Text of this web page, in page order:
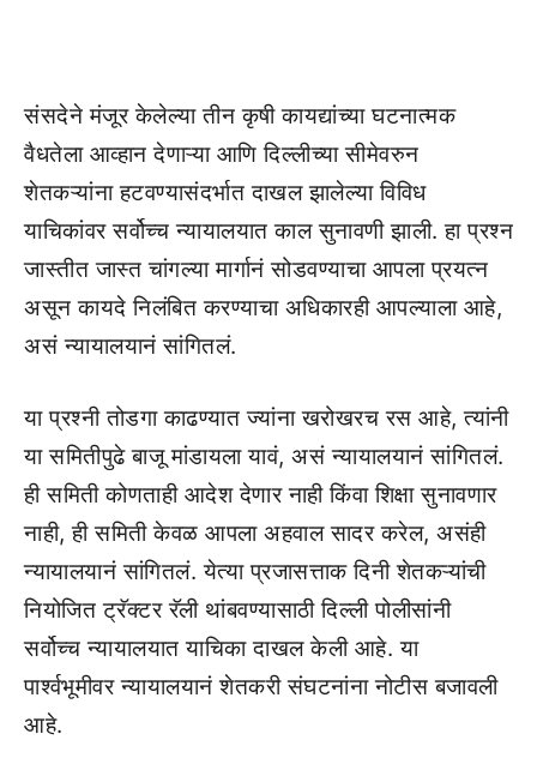
संसदेने मंजूर केलेल्या तीन कृषी कायद्यांच्या घटनात्मक
वैधतेला आव्हान देणाऱ्या आणि दिल्लीच्या सीमेवरुन
शेतकऱ्यांना हटवण्यासंदर्भात दाखल झालेल्या विविध
याचिकांवर सर्वोच्च न्यायालयात काल सुनावणी झाली. हा प्रश्न
जास्तीत जास्त चांगल्या मार्गानं सोडवण्याचा आपला प्रयत्न
असून कायदे निलंबित करण्याचा अधिकारही आपल्याला आहे,
असं न्यायालयानं सांगितलं.
या प्रश्नी तोडगा काढण्यात ज्यांना खरोखरच रस आहे, त्यांनी
या समितीपुढे बाजू मांडायला यावं, असं न्यायालयानं सांगितलं.
ही समिती कोणताही आदेश देणार नाही किंवा शिक्षा सुनावणार
नाही, ही समिती केवळ आपला अहवाल सादर करेल, असंही
न्यायालयानं सांगितलं. येत्या प्रजासत्ताक दिनी शेतकऱ्यांची
नियोजित ट्रॅक्टर रॅली थांबवण्यासाठी दिल्ली पोलीसांनी
सर्वोच्च न्यायालयात याचिका दाखल केली आहे. या
पार्श्वभूमीवर न्यायालयानं शेतकरी संघटनांना नोटीस बजावली
आहे.